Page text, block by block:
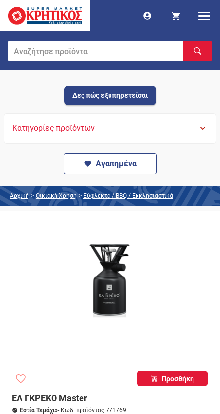
Δες πώς εξυπηρετείσαι
Κατηγορίες προϊόντων
Αγαπημένα
Αρχική > Οικιακή Χρήση > Εύφλεκτα / BBQ / Εκκλησιαστικά
Προσθήκη
ΕΛ ΓΚΡΕΚΟ Master
Εστία Τεμάχιο- Κωδ. προϊόντος 771769